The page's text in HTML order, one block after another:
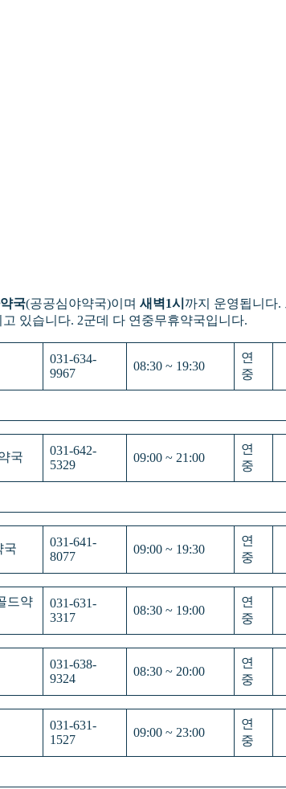
국(공공심야약국)이며 새벽1시 까지 운영됩니다.
있습니다. 2군데 다 연중무휴약국입니다.
031-634-
9967
08:30 ~ 19:30
연
중
국
031-642-
5329
09:00 ~ 21:00
연
중
국
031-641-
8077
09:00 ~ 19:30
연
중
드약
031-631-
3317
08:30 ~ 19:00
연
중
031-638-
9324
08:30 ~ 20:00
연
중
031-631-
1527
09:00 ~ 23:00
연
중